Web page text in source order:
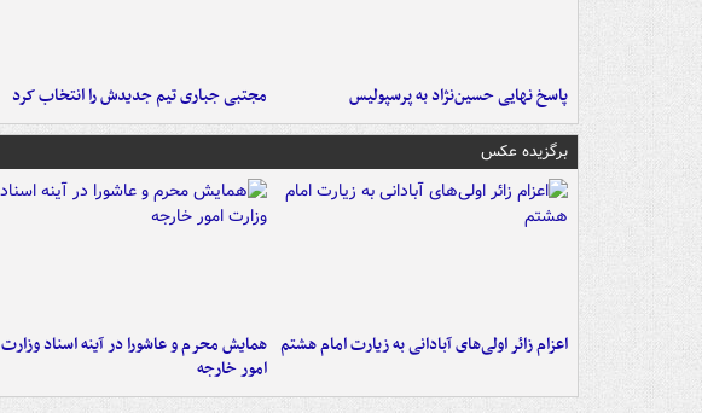
پاسخ نهایی حسین‌نژاد به پرسپولیس مجتبی جباری تیم جدیدش را انتخاب کرد
برگزیده عکس
اعزام زائر اولی‌های آبادانی به زیارت امام هشتم همایش محرم و عاشورا در آینه اسناد وزارت
امور خارجه